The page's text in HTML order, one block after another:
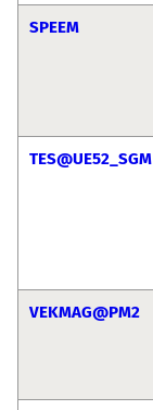
SPEEM
TES@UE52_SGM
VEKMAG@PM2